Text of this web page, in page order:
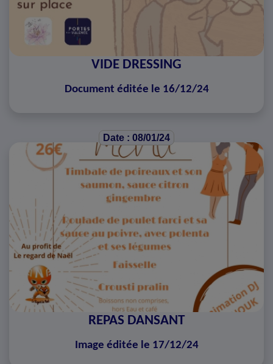
VIDE DRESSING
Document éditée le 16/12/24
Date : 08/01/24
REPAS DANSANT
Image éditée le 17/12/24